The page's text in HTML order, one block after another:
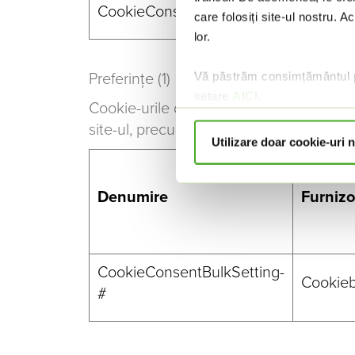
care folosiți site-ul nostru.
lor.
Vă păstrăm consimțământul
Utilizare doar cookie-uri
CookieConsent Cookiebot
Preferințe (1)
Cookie-urile de preferință permit unui
site-ul, precum limba dvs. preferată sau
Denumire
CookieConsentBulkSetting-
#